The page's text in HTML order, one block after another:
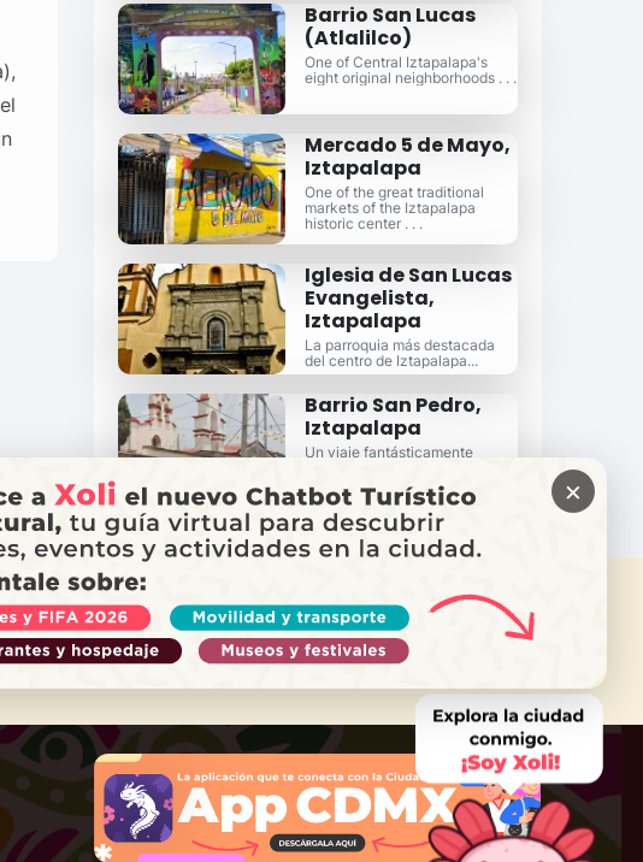
Barrio San Lucas
(Atlalilco)
One of Central Iztapalapa's
eight original neighborhoods . . .
Mercado 5 de Mayo,
Iztapalapa
One of the great traditional
markets of the Iztapalapa
historic center . . .
Iglesia de San Lucas
Evangelista,
Iztapalapa
La parroquia más destacada
del centro de Iztapalapa...
Barrio San Pedro,
Iztapalapa
Un viaje fantásticamente
Iztapalapa...
AYUDA?
Llama a Locatel
×